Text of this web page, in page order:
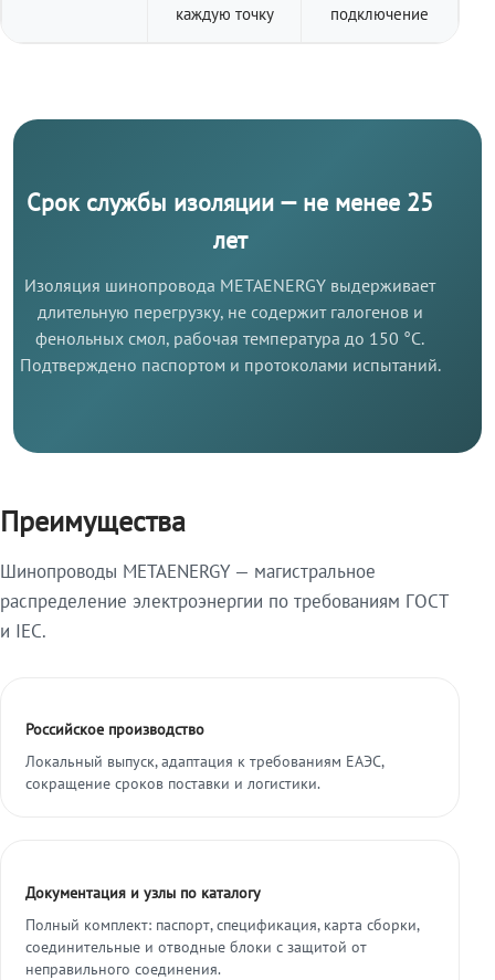
каждую точку
подключение
Срок службы изоляции — не менее 25
лет
Изоляция шинопровода METAENERGY выдерживает
длительную перегрузку, не содержит галогенов и
фенольных смол, рабочая температура до 150 °C.
Подтверждено паспортом и протоколами испытаний.
Преимущества
Шинопроводы METAENERGY — магистральное
распределение электроэнергии по требованиям ГОСТ
и IEC.
Российское производство
Локальный выпуск, адаптация к требованиям ЕАЭС,
сокращение сроков поставки и логистики.
Документация и узлы по каталогу
Полный комплект: паспорт, спецификация, карта сборки,
соединительные и отводные блоки с защитой от
неправильного соединения.